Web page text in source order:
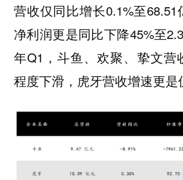
营收仅同比增长0.1%至
净利润更是同比下降45%至
年Q1，斗鱼、欢聚、挚文营
程度下滑，虎牙营收增速更是